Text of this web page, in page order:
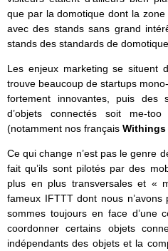
que par la domotique dont la
avec des stands sans grand
stands des standards de
Les enjeux marketing se situent
trouve beaucoup de startups
fortement innovantes, puis des
d’objets connectés soit me-
(notamment nos français Withings
Ce qui change n’est pas le genre
fait qu’ils sont pilotés par des
plus en plus transversales et «
fameux IFTTT dont nous n’avons
sommes toujours en face d’une
coordonner certains objets
indépendants des objets et la